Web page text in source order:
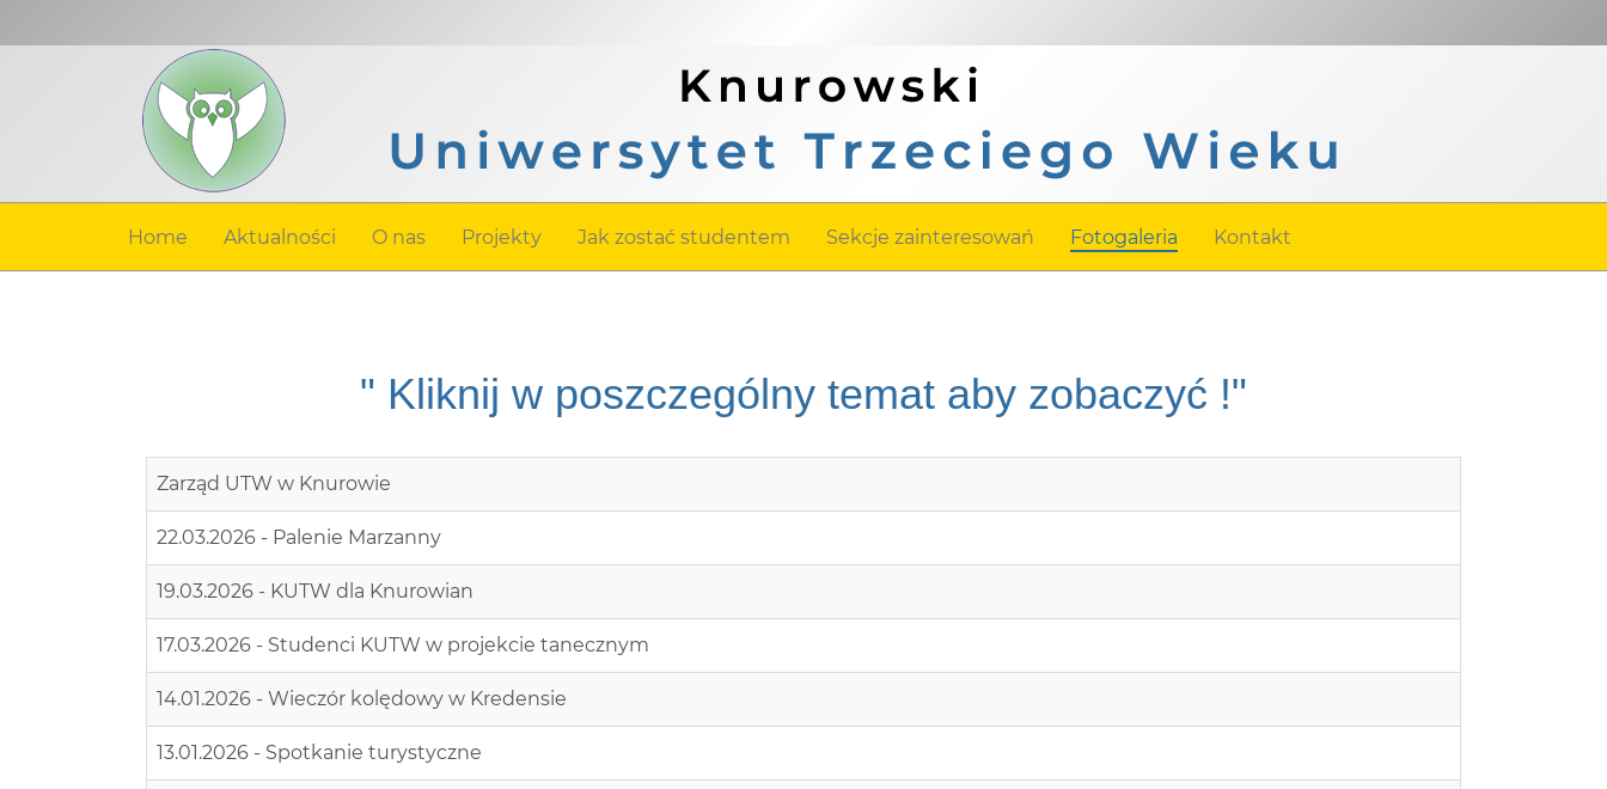
Home Aktualności O nas Projekty Jak zostać studentem Sekcje zainteresowań Fotogaleria Kontakt
" Kliknij w poszczególny temat aby zobaczyć !"
Zarząd UTW w Knurowie
22.03.2026 - Palenie Marzanny
19.03.2026 - KUTW dla Knurowian
17.03.2026 - Studenci KUTW w projekcie tanecznym
14.01.2026 - Wieczór kolędowy w Kredensie
13.01.2026 - Spotkanie turystyczne